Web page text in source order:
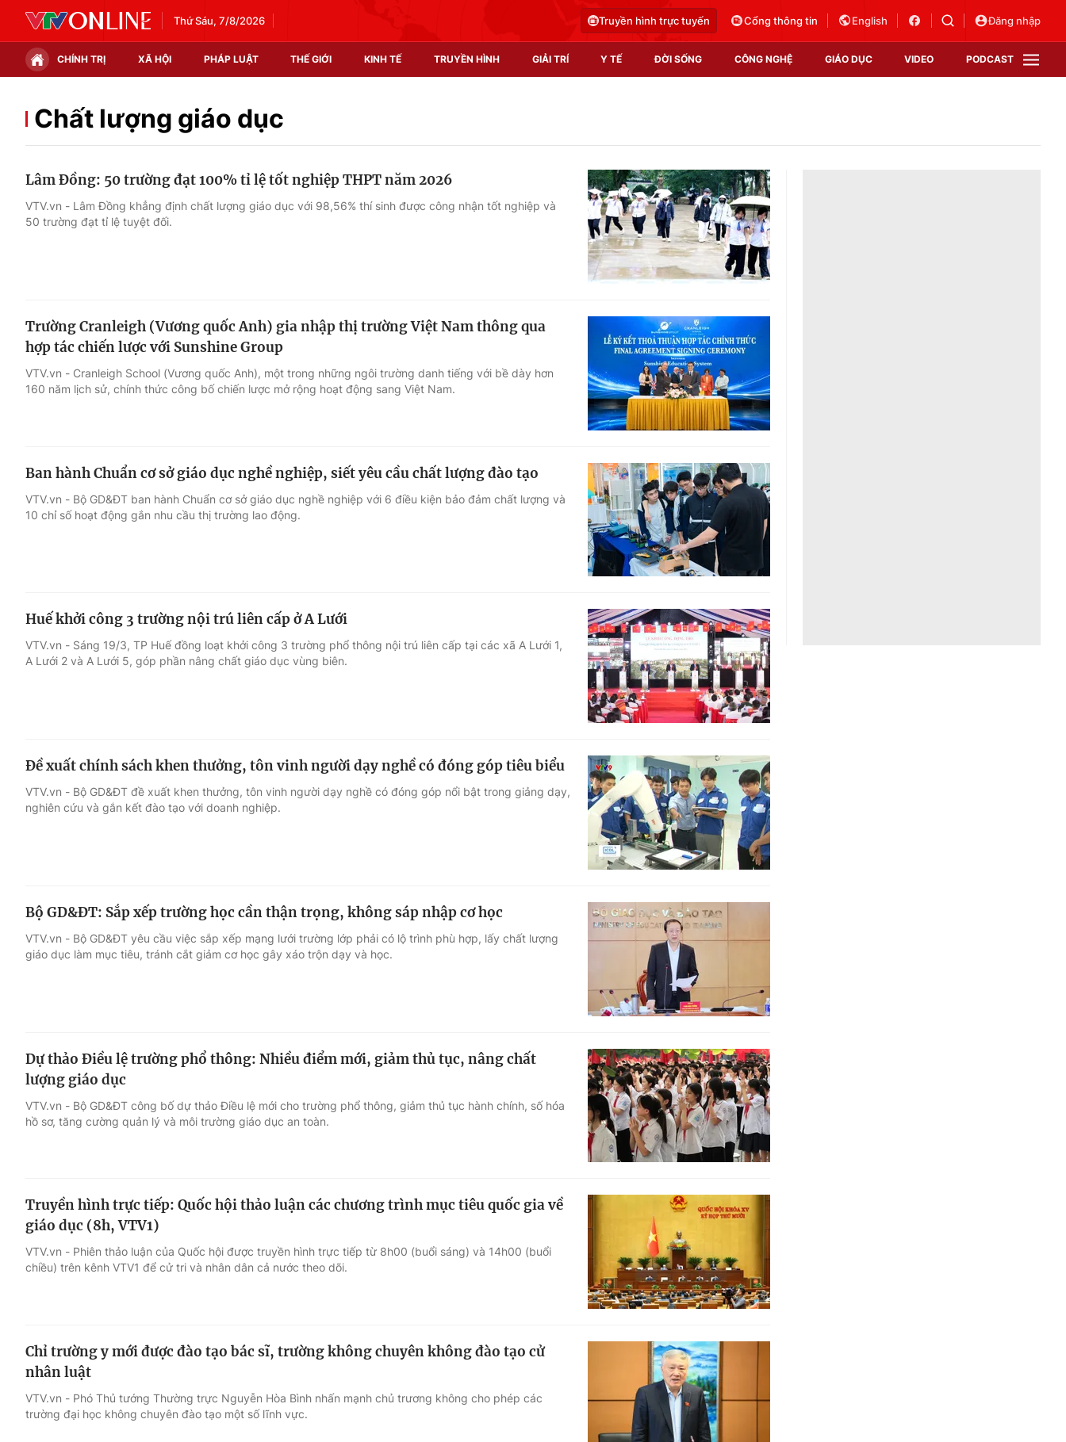
Thứ Sáu, 7/8/2026 Truyền hình trực tuyến Cổng thông tin English Đăng nhập
CHÍNH TRỊ XÃ HỘI PHÁP LUẬT THẾ GIỚI KINH TẾ TRUYỀN HÌNH GIẢI TRÍ Y TẾ ĐỜI SỐNG CÔNG NGHỆ GIÁO DỤC VIDEO PODCAST
Chính trị Xã hội
Thế giới đó đây
Video
Shorts video
Podcast
EMagazine
Photo
Infographic
Góc ảnh
Điện ảnh
Âm nhạc
Sao
Du lịch
Làm đẹp
Chất lượng cuộc sống
Tuyển sinh
Học trực tuyến
Công nghệ
Hitech Công nghệ tương lai
Sản phẩm
Thị trường
Tư vấn
VTV Sức khoẻ
Chất lượng giáo dục
Lâm Đồng: 50 trường đạt 100% tỉ lệ tốt nghiệp THPT năm 2026
VTV.vn - Lâm Đồng khẳng định chất lượng giáo dục với 98,56% thí sinh được công nhận tốt nghiệp và
50 trường đạt tỉ lệ tuyệt đối.
Trường Cranleigh (Vương quốc Anh) gia nhập thị trường Việt Nam thông qua
hợp tác chiến lược với Sunshine Group
VTV.vn - Cranleigh School (Vương quốc Anh), một trong những ngôi trường danh tiếng với bề dày hơn
160 năm lịch sử, chính thức công bố chiến lược mở rộng hoạt động sang Việt Nam.
Ban hành Chuẩn cơ sở giáo dục nghề nghiệp, siết yêu cầu chất lượng đào tạo
VTV.vn - Bộ GD&ĐT ban hành Chuẩn cơ sở giáo dục nghề nghiệp với 6 điều kiện bảo đảm chất lượng và
10 chỉ số hoạt động gắn nhu cầu thị trường lao động.
Huế khởi công 3 trường nội trú liên cấp ở A Lưới
VTV.vn - Sáng 19/3, TP Huế đồng loạt khởi công 3 trường phổ thông nội trú liên cấp tại các xã A Lưới 1,
A Lưới 2 và A Lưới 5, góp phần nâng chất giáo dục vùng biên.
Đề xuất chính sách khen thưởng, tôn vinh người dạy nghề có đóng góp tiêu biểu
VTV.vn - Bộ GD&ĐT đề xuất khen thưởng, tôn vinh người dạy nghề có đóng góp nổi bật trong giảng dạy,
nghiên cứu và gắn kết đào tạo với doanh nghiệp.
Bộ GD&ĐT: Sắp xếp trường học cần thận trọng, không sáp nhập cơ học
VTV.vn - Bộ GD&ĐT yêu cầu việc sắp xếp mạng lưới trường lớp phải có lộ trình phù hợp, lấy chất lượng
giáo dục làm mục tiêu, tránh cắt giảm cơ học gây xáo trộn dạy và học.
Dự thảo Điều lệ trường phổ thông: Nhiều điểm mới, giảm thủ tục, nâng chất
lượng giáo dục
VTV.vn - Bộ GD&ĐT công bố dự thảo Điều lệ mới cho trường phổ thông, giảm thủ tục hành chính, số hóa
hồ sơ, tăng cường quản lý và môi trường giáo dục an toàn.
Truyền hình trực tiếp: Quốc hội thảo luận các chương trình mục tiêu quốc gia về
giáo dục (8h, VTV1)
VTV.vn - Phiên thảo luận của Quốc hội được truyền hình trực tiếp từ 8h00 (buổi sáng) và 14h00 (buổi
chiều) trên kênh VTV1 để cử tri và nhân dân cả nước theo dõi.
Chỉ trường y mới được đào tạo bác sĩ, trường không chuyên không đào tạo cử
nhân luật
VTV.vn - Phó Thủ tướng Thường trực Nguyễn Hòa Bình nhấn mạnh chủ trương không cho phép các
trường đại học không chuyên đào tạo một số lĩnh vực.